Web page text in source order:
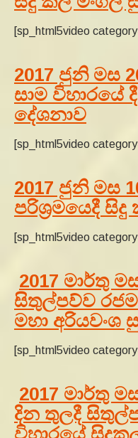
[sp_html5video
2017 ජුනි මස
සාම විහාරයේ
දේශනාව
[sp_html5video
2017 ජුනි මස
පරිශ්‍රමයෙදී
[sp_html5video
2017 මාර්තු
සිතුල්පව්ව
මහා අරියවංශ
[sp_html5video
2017 මාර්තු
දින තුලදී
විහාරයේ